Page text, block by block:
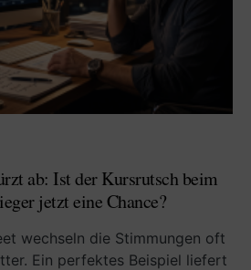
ab: Ist der Kursrutsch beim
jetzt eine Chance?
wechseln die Stimmungen oft
Ein perfektes Beispiel liefert